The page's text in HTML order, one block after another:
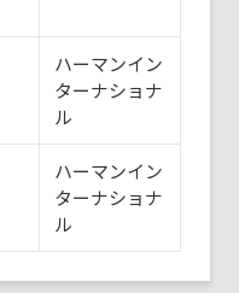
ハーマンイン
ターナショナ
ル
ハーマンイン
ターナショナ
ル